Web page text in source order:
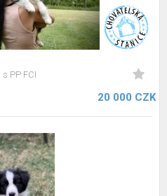
s PP FCI
20 000 CZK